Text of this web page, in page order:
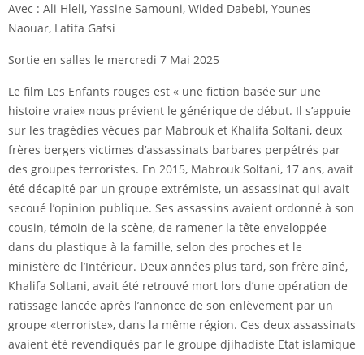
Avec : Ali Hleli, Yassine Samouni, Wided Dabebi, Younes
Naouar, Latifa Gafsi
Sortie en salles le mercredi 7 Mai 2025
Le film Les Enfants rouges est « une fiction basée sur une
histoire vraie» nous prévient le générique de début. Il s’appuie
sur les tragédies vécues par Mabrouk et Khalifa Soltani, deux
frères bergers victimes d’assassinats barbares perpétrés par
des groupes terroristes. En 2015, Mabrouk Soltani, 17 ans, avait
été décapité par un groupe extrémiste, un assassinat qui avait
secoué l’opinion publique. Ses assassins avaient ordonné à son
cousin, témoin de la scène, de ramener la tête enveloppée
dans du plastique à la famille, selon des proches et le
ministère de l’Intérieur. Deux années plus tard, son frère aîné,
Khalifa Soltani, avait été retrouvé mort lors d’une opération de
ratissage lancée après l’annonce de son enlèvement par un
groupe «terroriste», dans la même région. Ces deux assassinats
avaient été revendiqués par le groupe djihadiste Etat islamique